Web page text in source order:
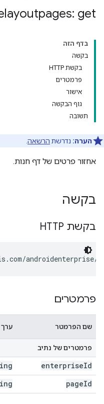
get
בדף הזה
בקשה
בקשת HTTP
פרמטרים
אישור
גוף הבקשה
תשובה
הערה: נדרשת הרשאה
אחזור פרטים של דף חנות.
בקשה
בקשת HTTP
androidenterprise/
פרמטרים
שם הפרמטר ערך
פרמטרים של נתיב
enterpriseId
pageId